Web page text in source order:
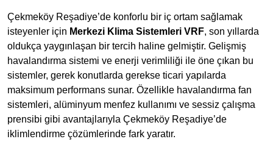
Çekmeköy Reşadiye’de konforlu bir iç ortam sağlamak
isteyenler için Merkezi Klima Sistemleri VRF, son yıllarda
oldukça yaygınlaşan bir tercih haline gelmiştir. Gelişmiş
havalandırma sistemi ve enerji verimliliği ile öne çıkan bu
sistemler, gerek konutlarda gerekse ticari yapılarda
maksimum performans sunar. Özellikle havalandırma fan
sistemleri, alüminyum menfez kullanımı ve sessiz çalışma
prensibi gibi avantajlarıyla Çekmeköy Reşadiye’de
iklimlendirme çözümlerinde fark yaratır.